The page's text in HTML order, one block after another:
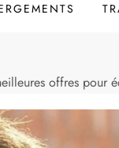
offres pour